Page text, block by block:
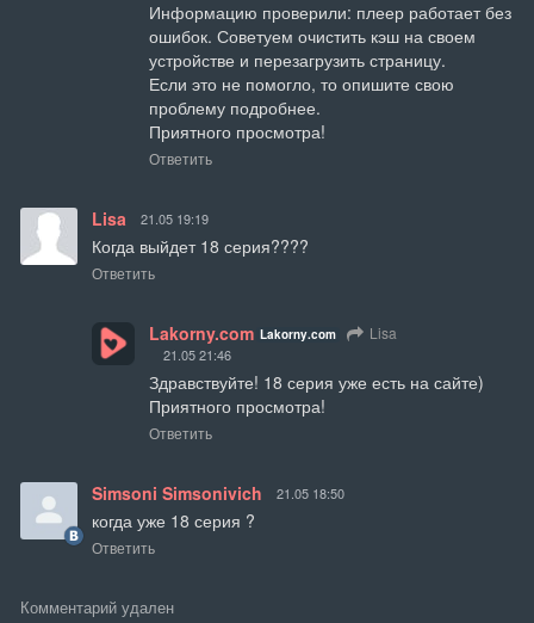
Информацию проверили: плеер работает без
ошибок. Советуем очистить кэш на своем
устройстве и перезагрузить страницу.
Если это не помогло, то опишите свою
проблему подробнее.
Приятного просмотра!
Ответить
Lisa 21.05 19:19
Когда выйдет 18 серия????
Ответить
Lakorny.com Lakorny.com Lisa
21.05 21:46
Здравствуйте! 18 серия уже есть на сайте)
Приятного просмотра!
Ответить
Simsoni Simsonivich 21.05 18:50
когда уже 18 серия ?
Ответить
Комментарий удален